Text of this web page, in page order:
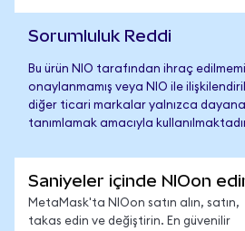
Sorumluluk Reddi
Bu ürün NIO tarafından ihraç
onaylanmamış veya NIO ile
diğer ticari markalar yalnızca
tanımlamak amacıyla
Saniyeler içinde NIOon
MetaMask'ta NIOon satın alın, satın,
takas edin ve değiştirin. En güvenilir